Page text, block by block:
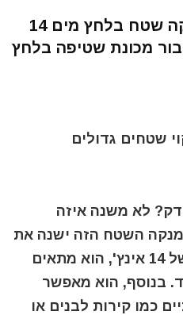
הליקופטר – אביזר מנקה שטח בלחץ מים 14
שטחים גדולים
דק? לא משנה איזה
מנקה השטח הזה ישנה את
החוויה שלכם. עם קוטר של 14 אינץ', הוא מתאים
בנוסף, הוא מאפשר
כמו קירות לבנים או